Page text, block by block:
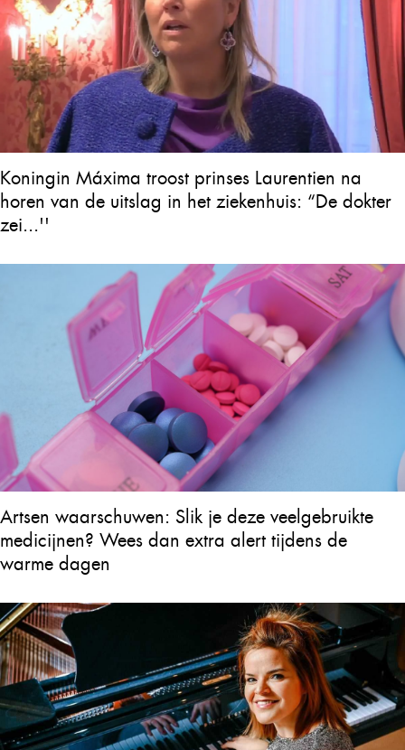
Koningin Máxima troost prinses Laurentien na
horen van de uitslag in het ziekenhuis: “De dokter
zei...''
Artsen waarschuwen: Slik je deze veelgebruikte
medicijnen? Wees dan extra alert tijdens de
warme dagen